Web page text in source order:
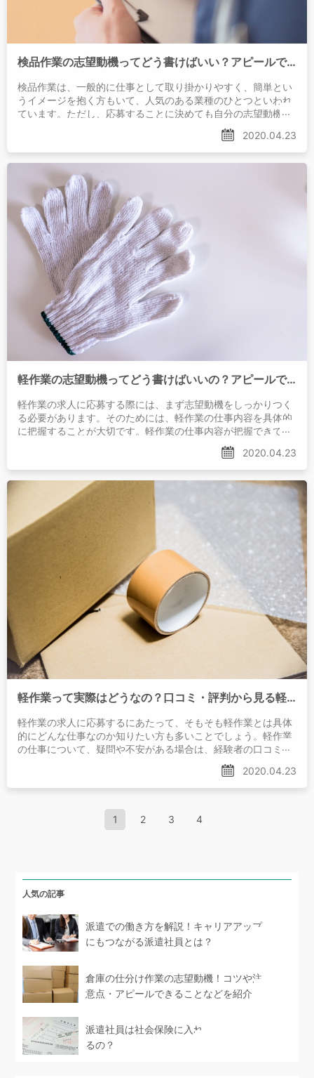
検品作業の志望動機ってどう書けばいい？アピールできることや注意点を紹介
検品作業は、一般的に仕事として取り掛かりやすく、簡単とい
うイメージを抱く方もいて、人気のある業種のひとつといわれ
ています。ただし、応募することに決めても自分の志望動機を
どのように書けばよいかわからないという人も多いようで
2020.04.23
軽作業の志望動機ってどう書けばいいの？アピールできることと注意点
軽作業の求人に応募する際には、まず志望動機をしっかりつく
る必要があります。そのためには、軽作業の仕事内容を具体的
に把握することが大切です。軽作業の仕事内容が把握できてい
れば、自分のアピールポイントも的確に主張できるようにな
2020.04.23
軽作業って実際はどうなの？口コミ・評判から見る軽作業に向いている人
軽作業の求人に応募するにあたって、そもそも軽作業とは具体
的にどんな仕事なのか知りたい方も多いことでしょう。軽作業
の仕事について、疑問や不安がある場合は、経験者の口コミを
参考にしましょう。この記事では、軽作業の仕事内容と口コ
2020.04.23
1 2 3 4
人気の記事
派遣での働き方を解説！キャリアアップ
にもつながる派遣社員とは？
倉庫の仕分け作業の志望動機！コツや注
意点・アピールできることなどを紹介
派遣社員は社会保険に入れ
るの？